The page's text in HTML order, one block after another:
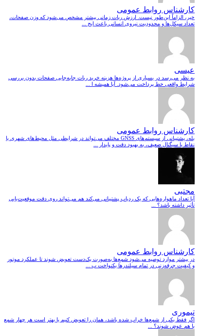
کارشناس روابط عمومی
خیر، الزاماً این‌طور نیست. ارزش ربات زمانی بیشتر مشخص می‌شود که وزن صفحات،
تعداد سیکل‌ها و محدودیت نیروی انسانی باعث ایج ...
عیسی
به نظر می‌رسد در بسیاری از پروژه‌ها هزینه خرید ربات جابه‌جایی صفحات بدون بررسی
شرایط واقعی خط پرداخت می‌شود. آیا همیشه ا ...
کارشناس روابط عمومی
بله، پشتیبانی از سیستم‌های GNSS مختلف می‌تواند در شرایطی مثل محیط‌های شهری یا
نقاط با سیگنال ضعیف، به بهبود دقت و پایدار ...
مجتبی
آیا تعداد ماهواره‌هایی که یک ردیاب پشتیبانی می‌کند هم می‌تواند روی دقت موقعیت‌یابی
تأثیر داشته باشد؟ ...
کارشناس روابط عمومی
در بیشتر موارد توصیه می‌شود شمع‌ها به‌صورت یک‌دست تعویض شوند تا عملکرد موتور
و کیفیت جرقه‌زنی در تمام سیلندرها یکنواخت ب ...
تیموری
اگر فقط یکی از شمع‌ها خراب شده باشد، همان را تعویض کنیم یا بهتر است هر چهار شمع
با هم عوض شوند؟ ...